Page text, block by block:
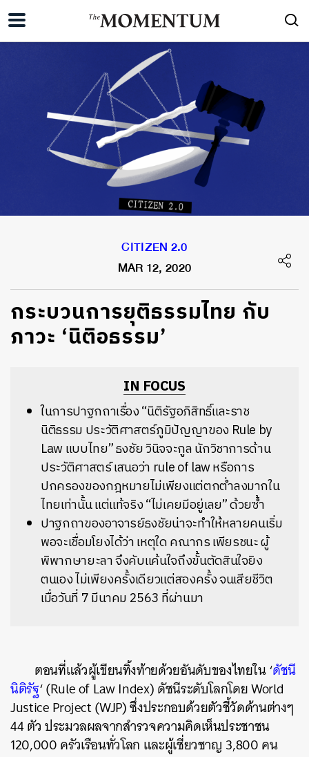
CITIZEN 2.0
MAR 12, 2020
กระบวนการยุติธรรมไทย กับ
ภาวะ ‘นิติอธรรม’
IN FOCUS
ในการปาฐกถาเรื่อง “นิติรัฐอภิสิทธิ์และราช
นิติธรรม ประวัติศาสตร์ภูมิปัญญาของ Rule by
Law แบบไทย” ธงชัย วินิจจะกูล นักวิชาการด้าน
ประวัติศาสตร์ เสนอว่า rule of law หรือการ
ปกครองของกฎหมายไม่เพียงแต่ตกต่ำลงมากใน
ไทยเท่านั้น แต่แท้จริง “ไม่เคยมีอยู่เลย” ด้วยซ้ำ
ปาฐกถาของอาจารย์ธงชัยน่าจะทำให้หลายคนเริ่ม
พอจะเชื่อมโยงได้ว่า เหตุใด คณากร เพียรชนะ ผู้
พิพากษายะลา จึงคับแค้นใจถึงขั้นตัดสินใจยิง
ตนเอง ไม่เพียงครั้งเดียวแต่สองครั้ง จนเสียชีวิต
เมื่อวันที่ 7 มีนาคม 2563 ที่ผ่านมา
ตอนที่แล้วผู้เขียนทิ้งท้ายด้วยอันดับของไทยใน ‘ดัชนี
นิติรัฐ‘ (Rule of Law Index) ดัชนีระดับโลกโดย World
Justice Project (WJP) ซึ่งประกอบด้วยตัวชี้วัดด้านต่างๆ
44 ตัว ประมวลผลจากสำรวจความคิดเห็นประชาชน
120,000 ครัวเรือนทั่วโลก และผู้เชี่ยวชาญ 3,800 คน